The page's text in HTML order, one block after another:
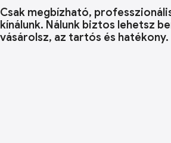
Csak megbízható,
kínálunk. Nálunk biztos lehetsz
vásárolsz, az tartós és hatékony.